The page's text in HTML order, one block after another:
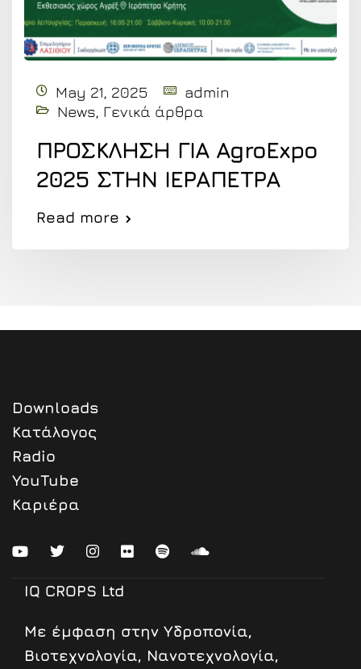
May 21, 2025
admin
News, Γενικά άρθρα
ΠΡΟΣΚΛΗΣΗ ΓΙΑ AgroExpo
2025 ΣΤΗΝ ΙΕΡΑΠΕΤΡΑ
Read more
Downloads
Κατάλογος
Radio
YouTube
Καριέρα
IQ CROPS Ltd
Mε έμφαση στην Υδροπονία,
Βιοτεχνολογία, Νανοτεχνολογία,